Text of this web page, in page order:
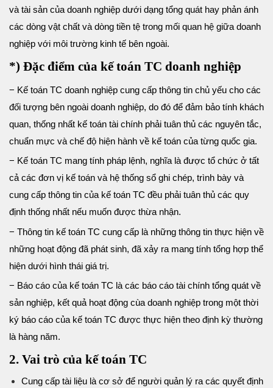
và tài sản của doanh nghiệp dưới dạng tổng quát hay phản ánh
các dòng vật chất và dòng tiền tệ trong mối quan hệ giữa doanh
nghiệp với môi trường kinh tế bên ngoài.
*) Đặc điểm của kế toán TC doanh nghiệp
− Kế toán TC doanh nghiệp cung cấp thông tin chủ yếu cho các
đối tượng bên ngoài doanh nghiệp, do đó để đảm bảo tính khách
quan, thống nhất kế toán tài chính phải tuân thủ các nguyên tắc,
chuẩn mực và chế độ hiện hành về kế toán của từng quốc gia.
− Kế toán TC mang tính pháp lệnh, nghĩa là được tổ chức ở tất
cả các đơn vị kế toán và hệ thống sổ ghi chép, trình bày và
cung cấp thông tin của kế toán TC đều phải tuân thủ các quy
định thống nhất nếu muốn được thừa nhận.
− Thông tin kế toán TC cung cấp là những thông tin thực hiện về
những hoạt động đã phát sinh, đã xảy ra mang tính tổng hợp thể
hiện dưới hình thái giá trị.
− Báo cáo của kế toán TC là các báo cáo tài chính tổng quát về
sản nghiệp, kết quả hoạt động cùa doanh nghiệp trong một thời
ký báo cáo của kế toán TC được thực hiện theo định kỳ thường
là hàng năm.
2. Vai trò của kế toán TC
Cung cấp tài liệu là cơ sở để người quản lý ra các quyết định